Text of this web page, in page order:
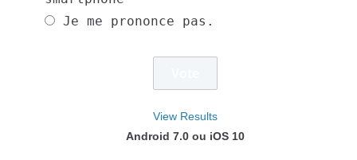
Je me prononce pas.
View Results
Android 7.0 ou iOS 10